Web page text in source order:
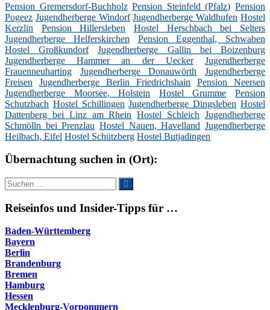
Pension Gremersdorf-Buchholz Pension Steinfeld (Pfalz) Pension
Pogeez Jugendherberge Windorf Jugendherberge Waldhufen Hostel
Kerzlin
Pension Hillersleben
Hostel Herschbach bei Selters
Jugendherberge Helferskirchen
Pension Eggenthal, Schwaben
Hostel Großkundorf
Jugendherberge Gallin bei Boizenburg
Jugendherberge Hammer an der Uecker
Jugendherberge
Frauenneuharting
Jugendherberge Donauwörth
Jugendherberge
Freisen
Jugendherberge Berlin Friedrichshain
Pension Neersen
Jugendherberge Moorsee, Holstein
Hostel Grumme
Pension
Schutzbach Hostel Schillingen Jugendherberge Dingsleben Hostel
Dattenberg bei Linz am Rhein
Hostel Schleich Jugendherberge
Schmölln bei Prenzlau Hostel Nauen, Havelland Jugendherberge
Heilbach, Eifel Hostel Schützberg Hostel Butjadingen
Übernachtung suchen in (Ort):
Suche
nach:
Suchen
Reiseinfos und Insider-Tipps für …
Baden-Württemberg
Bayern
Berlin
Brandenburg
Bremen
Hamburg
Hessen
Mecklenburg-Vorpommern